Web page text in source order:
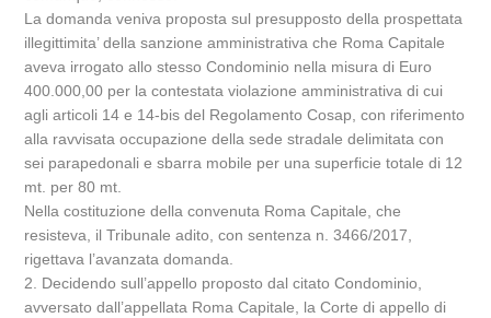
La domanda veniva proposta sul presupposto della prospettata
illegittimita’ della sanzione amministrativa che Roma Capitale
aveva irrogato allo stesso Condominio nella misura di Euro
400.000,00 per la contestata violazione amministrativa di cui
agli articoli 14 e 14-bis del Regolamento Cosap, con riferimento
alla ravvisata occupazione della sede stradale delimitata con
sei parapedonali e sbarra mobile per una superficie totale di 12
mt. per 80 mt.
Nella costituzione della convenuta Roma Capitale, che
resisteva, il Tribunale adito, con sentenza n. 3466/2017,
rigettava l’avanzata domanda.
2. Decidendo sull’appello proposto dal citato Condominio,
avversato dall’appellata Roma Capitale, la Corte di appello di